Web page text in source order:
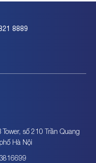
8889
số 210 Trần Quang
Hà Nội